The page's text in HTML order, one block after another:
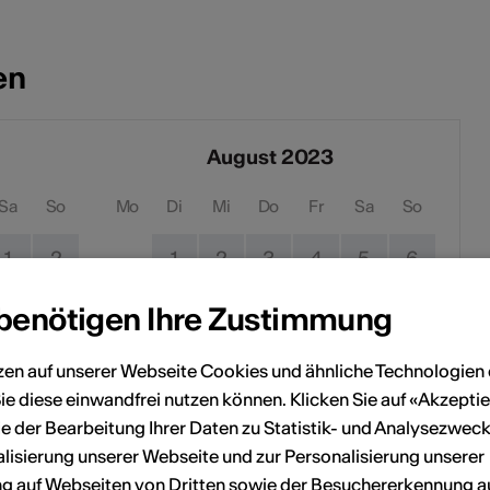
Sa So
1 2
8 9
16
23
30
August 2023
Mo Di Mi Do Fr Sa So
1 2 3 4 5 6
7 8 9 10 11 12
14 15 16 17 18 19 20
23 24 25 26 27
28 29 30 31
Ihre Zustimmung
auf unserer Webseite Cookies und ähnliche Technologien
diese einwandfrei nutzen können. Klicken Sie auf
der Bearbeitung Ihrer Daten zu Statistik- und
unserer Webseite und zur Personalisierung unserer
auf Webseiten von Dritten sowie der Besuchererkennung